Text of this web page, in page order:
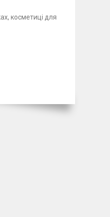
косметиці для